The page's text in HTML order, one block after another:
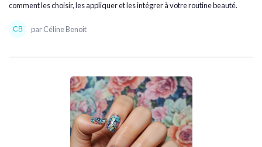
comment les choisir, les appliquer et les intégrer à votre routine beauté.
par Céline Benoit